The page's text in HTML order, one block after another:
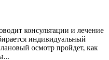
консультации и лечение
индивидуальный
осмотр пройдет, как